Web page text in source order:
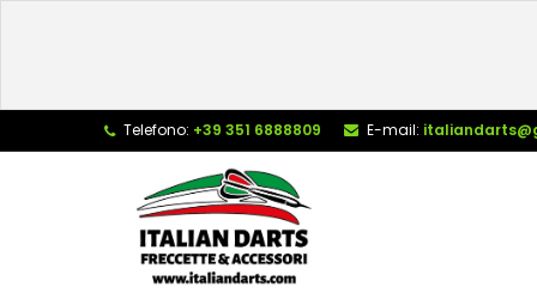
Telefono: +39 351 6888809 E-mail: add_circle_outline